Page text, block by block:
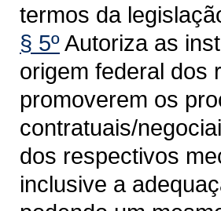
termos da
§ 5ºAutoriza as
origem federal dos
promoverem os
contratuais/
dos respectivos
inclusive a